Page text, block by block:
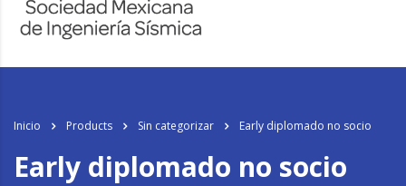
Inicio Products Sin categorizar Early diplomado no socio
Early diplomado no socio